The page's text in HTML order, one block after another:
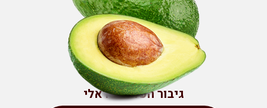
גיבור העל הישראלי